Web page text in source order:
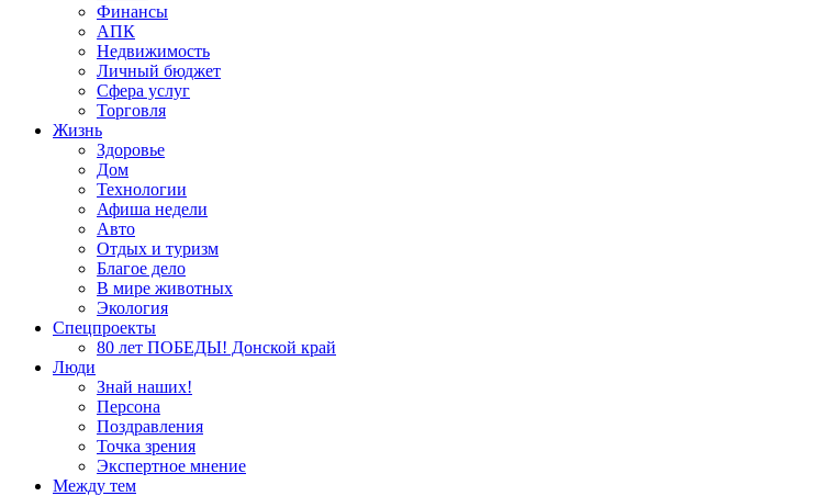
Финансы
АПК
Недвижимость
Личный бюджет
Сфера услуг
Торговля
Жизнь
Здоровье
Дом
Технологии
Афиша недели
Авто
Отдых и туризм
Благое дело
В мире животных
Экология
Спецпроекты
80 лет ПОБЕДЫ! Донской край
Люди
Знай наших!
Персона
Поздравления
Точка зрения
Экспертное мнение
Между тем